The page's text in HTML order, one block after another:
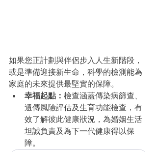
如果您正計劃與伴侶步入人生新階段，
或是準備迎接新生命，科學的檢測能為
家庭的未來提供最堅實的保障。
幸福起點： 檢查涵蓋傳染病篩查、
遺傳風險評估及生育功能檢查，有
效了解彼此健康狀況，為婚姻生活
坦誠負責及為下一代健康得以保
障。